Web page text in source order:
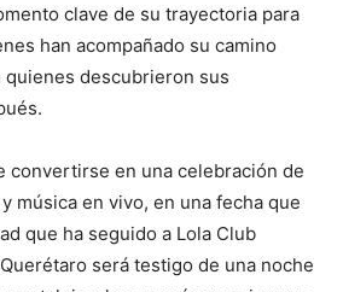
clave de su trayectoria para
han acompañado su camino
descubrieron sus
convertirse en una celebración de
música en vivo, en una fecha que
que ha seguido a Lola Club
será testigo de una noche